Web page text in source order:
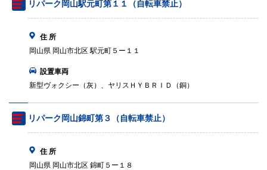
リパーク岡山駅元町第１１（自転車禁止）
住 所
岡山県 岡山市北区 駅元町５ー１１
設置車両
新型ヴォクシー（灰）、ヤリスＨＹＢＲＩＤ（銅）
リパーク岡山錦町第３（自転車禁止）
住 所
岡山県 岡山市北区 錦町５ー１８